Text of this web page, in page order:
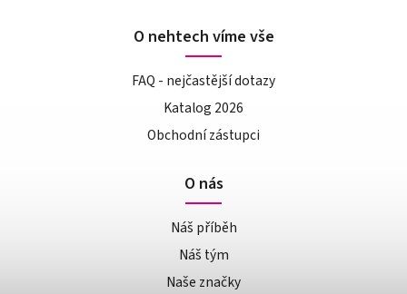
O nehtech víme vše
FAQ - nejčastější dotazy
Katalog 2026
Obchodní zástupci
O nás
Náš příběh
Náš tým
Naše značky